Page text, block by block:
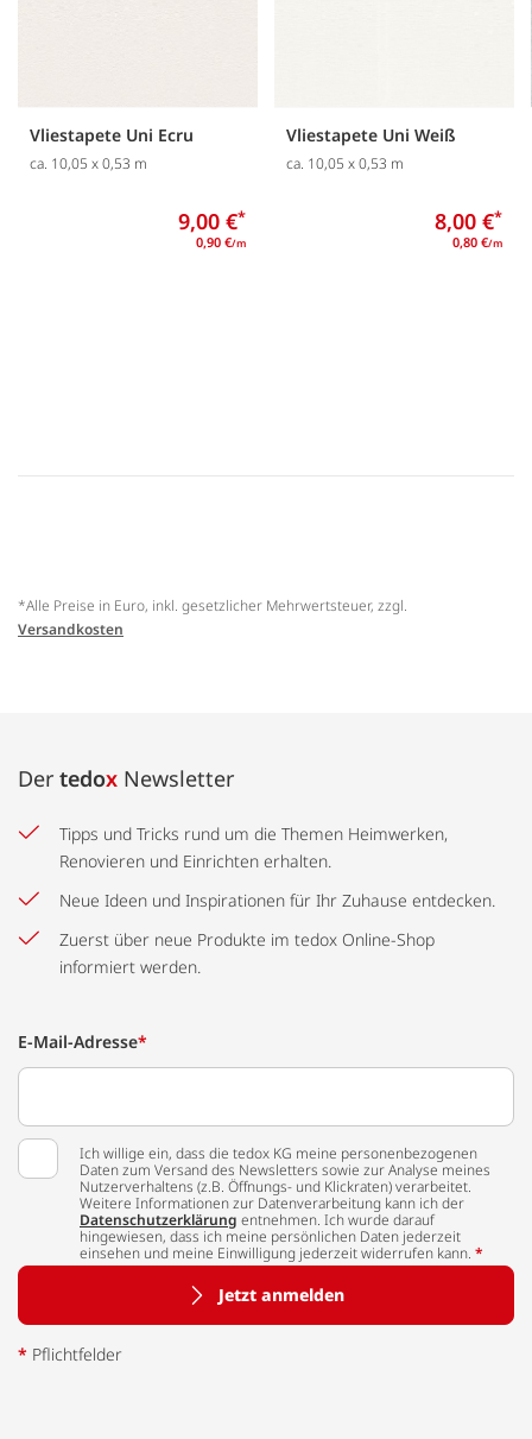
Vliestapete Uni Ecru
ca. 10,05 x 0,53 m
9,00 €*
0,90 €/m
Vliestapete Uni Weiß
ca. 10,05 x 0,53 m
8,00 €*
0,80 €/m
*Alle Preise in Euro, inkl. gesetzlicher Mehrwertsteuer, zzgl.
Versandkosten
Der tedox Newsletter
Tipps und Tricks rund um die Themen Heimwerken,
Renovieren und Einrichten erhalten.
Neue Ideen und Inspirationen für Ihr Zuhause entdecken.
Zuerst über neue Produkte im tedox Online-Shop
informiert werden.
E-Mail-Adresse*
Ich willige ein, dass die tedox KG meine personenbezogenen
Daten zum Versand des Newsletters sowie zur Analyse meines
Nutzerverhaltens (z.B. Öffnungs- und Klickraten) verarbeitet.
Weitere Informationen zur Datenverarbeitung kann ich der
Datenschutzerklärung entnehmen. Ich wurde darauf
hingewiesen, dass ich meine persönlichen Daten jederzeit
einsehen und meine Einwilligung jederzeit widerrufen kann. *
Jetzt anmelden
* Pflichtfelder